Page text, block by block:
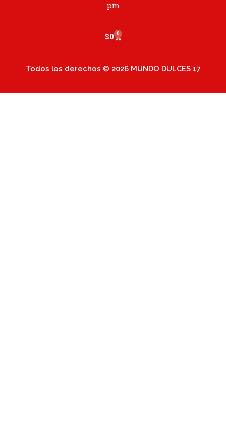
pm
$0 0
Cart
Todos los derechos © 2026 MUNDO DULCES 17